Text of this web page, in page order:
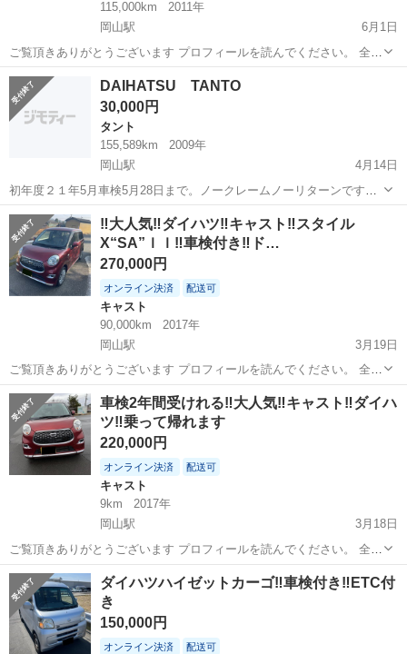
115,000km
2011年
岡山駅
6月1日
ご覧頂きありがとうございます プロフィールを読んでください。 全く
綺麗😍現金払い メーカー： ダイハツ 車名： タント グレ
ード： Xスペシャル グレード 排気量： 660CC 車体色:
シルバー 年式：平...
岡山
DAIHATSU TANTO
30,000円
タント
155,589km
2009年
岡山駅
4月14日
初年度２１年5月車検5月28日まで。ノークレームノーリターンです。
車検受ける価値がないため売ります😭タイヤがパンクしたので今スペ
アータイヤつけてます😭
岡山 岡山市 岡山駅 タント DAIHATSU
‼️大人気‼️ダイハツ‼️キャスト‼️スタイル
X“SA”ｌｌ‼️車検付き‼️ド…
270,000円
オンライン決済 配送可
キャスト
90,000km
2017年
岡山駅
3月19日
ご覧頂きありがとうございます プロフィールを読んでください。 全く
綺麗😍現金払い25万円 メーカー： ダイハツ 車名： キャスト
グレード： スタイルX“SA”ｌｌ 排気量：660cc 車体色: ワイン
🍷🍷 ...
岡山 倉敷市 岡山駅 キャスト 預かり金
車検2年間受けれる‼️大人気‼️キャスト‼️ダイハ
ツ‼️乗って帰れます
220,000円
オンライン決済 配送可
キャスト
9km
2017年
岡山駅
3月18日
ご覧頂きありがとうございます プロフィールを読んでください。 全く
綺麗😍現金払い25万円 ⁉️値下げのコメントしないでください。 メーカ
ー： ダイハツ 車名： キャスト グレード： スタイル
X“SA”ｌｌ 排...
岡山 倉敷市 岡山駅 キャスト 預かり金
ダイハツハイゼットカーゴ‼️車検付き‼️ETC付
き
150,000円
オンライン決済 配送可